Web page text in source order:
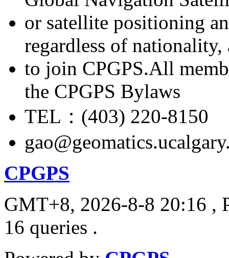
or satellite positioning
regardless of nationality,
to join CPGPS.All
the CPGPS Bylaws
TEL：(403) 220-8150
CPGPS
GMT+8, 2026-8-8 20:16 ,
16 queries .